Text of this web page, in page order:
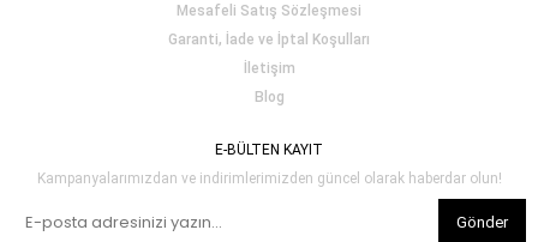
Mesafeli Satış Sözleşmesi
Garanti, İade ve İptal Koşulları
İletişim
Blog
E-BÜLTEN KAYIT
Kampanyalarımızdan ve indirimlerimizden güncel olarak haberdar olun!
Gönder